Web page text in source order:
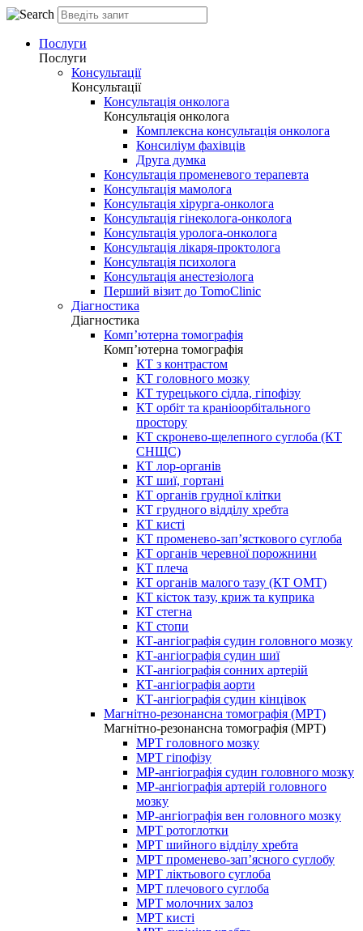
Послуги
Послуги
Консультації
Консультації
Консультація онколога
Консультація онколога
Комплексна консультація онколога
Консиліум фахівців
Друга думка
Консультація променевого терапевта
Консультація мамолога
Консультація хірурга-онколога
Консультація гінеколога-онколога
Консультація уролога-онколога
Консультація лікаря-проктолога
Консультація психолога
Консультація анестезіолога
Перший візит до TomoClinic
Діагностика
Діагностика
Комп’ютерна томографія
Комп’ютерна томографія
КТ з контрастом
КТ головного мозку
КТ турецького сідла, гіпофізу
КТ орбіт та краніоорбітального
простору
КТ скронево-щелепного суглоба (КТ
СНЩС)
КТ лор-органів
КТ шиї, гортані
КТ органів грудної клітки
КТ грудного відділу хребта
КТ кисті
КТ променево-зап’ясткового суглоба
КТ органів черевної порожнини
КТ плеча
КТ органів малого тазу (КТ ОМТ)
КТ кісток тазу, криж та куприка
КТ стегна
КТ стопи
КТ-ангіографія судин головного мозку
КТ-ангіографія судин шиї
КТ-ангіографія сонних артерій
КТ-ангіографія аорти
КТ-ангіографія судин кінцівок
Магнітно-резонансна томографія (МРТ)
Магнітно-резонансна томографія (МРТ)
МРТ головного мозку
МРТ гіпофізу
МР-ангіографія судин головного мозку
МР-ангіографія артерій головного
мозку
МР-ангіографія вен головного мозку
МРТ ротоглотки
МРТ шийного відділу хребта
МРТ променево-зап’ясного суглобу
МРТ ліктьового суглоба
МРТ плечового суглоба
МРТ молочних залоз
МРТ кисті